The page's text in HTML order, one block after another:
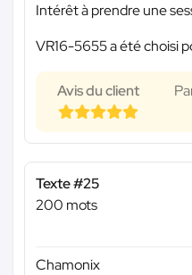
Intérêt à prendre une
VR16-5655 a été choisi
Avis du client
Texte #25
200 mots
Chamonix